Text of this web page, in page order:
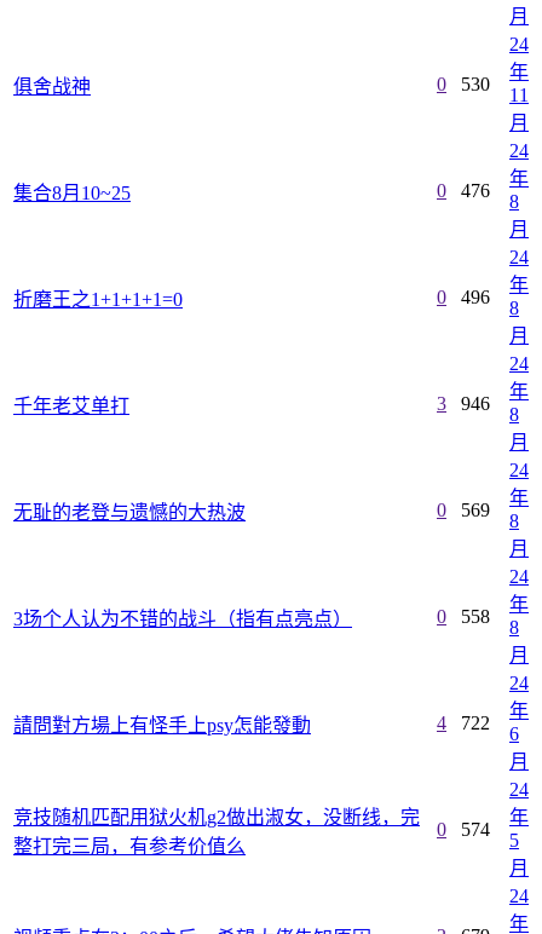
月
俱舍战神 0 530
24
年
11
月
集合8月10~25 0 476
24
年
8
月
折磨王之1+1+1+1=0 0 496
24
年
8
月
千年老艾单打 3 946
24
年
8
月
无耻的老登与遗憾的大热波 0 569
24
年
8
月
3场个人认为不错的战斗（指有点亮点） 0 558
24
年
8
月
請問對方場上有怪手上psy怎能發動 4 722
24
年
6
月
竞技随机匹配用狱火机g2做出淑女，没断线，完
整打完三局，有参考价值么
0 574
24
年
5
月
24
年